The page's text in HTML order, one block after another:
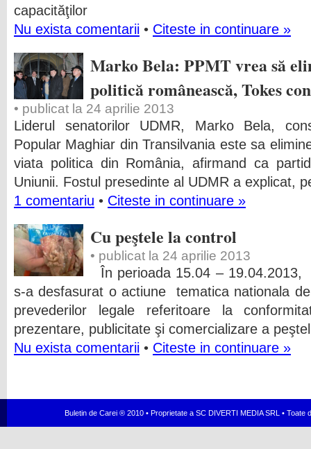
capacităţilor
Nu exista comentarii • Citeste in continuare »
Marko Bela: PPMT vrea să
politică românească, Tokes
• publicat la 24 aprilie 2013
Liderul senatorilor UDMR, Marko Bela,
Popular Maghiar din Transilvania este sa
viata politica din România, afirmand ca
Uniunii. Fostul presedinte al UDMR a explicat,
1 comentariu • Citeste in continuare »
Cu peştele la control
• publicat la 24 aprilie 2013
În perioada 15.04 – 19.04.2013,
s-a desfasurat o actiune tematica nationala
prevederilor legale referitoare la
prezentare, publicitate şi comercializare a
Nu exista comentarii • Citeste in continuare »
Buletin de Carei ® 2010 • Proprietate a SC DIVERTI MEDIA SRL •